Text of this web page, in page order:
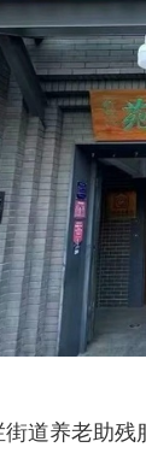
街道养老助残